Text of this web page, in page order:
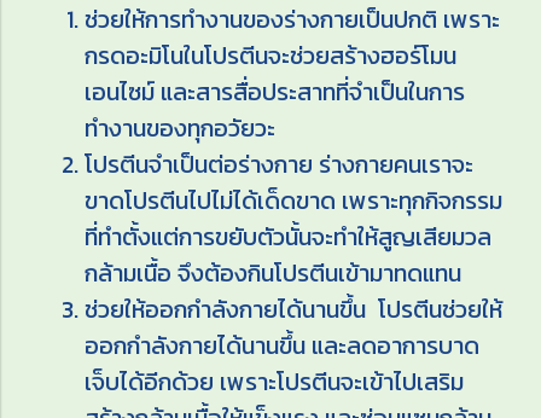
ช่วยให้การทำงานของร่างกายเป็นปกติ เพราะ
กรดอะมิโนในโปรตีนจะช่วยสร้างฮอร์โมน
เอนไซม์ และสารสื่อประสาทที่จำเป็นในการ
ทำงานของทุกอวัยวะ
โปรตีนจำเป็นต่อร่างกาย ร่างกายคนเราจะ
ขาดโปรตีนไปไม่ได้เด็ดขาด เพราะทุกกิจกรรม
ที่ทำตั้งแต่การขยับตัวนั้นจะทำให้สูญเสียมวล
กล้ามเนื้อ จึงต้องกินโปรตีนเข้ามาทดแทน
ช่วยให้ออกกำลังกายได้นานขึ้น โปรตีนช่วยให้
ออกกำลังกายได้นานขึ้น และลดอาการบาด
เจ็บได้อีกด้วย เพราะโปรตีนจะเข้าไปเสริม